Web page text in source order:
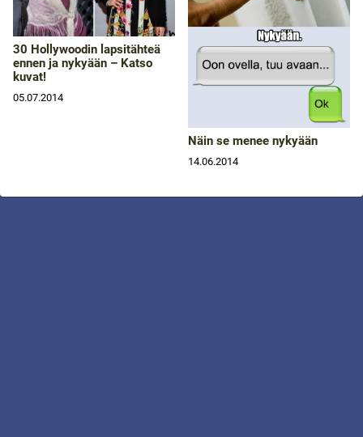
30 Hollywoodin lapsitähteä
ennen ja nykyään – Katso
kuvat!
05.07.2014
Näin se menee nykyään
14.06.2014